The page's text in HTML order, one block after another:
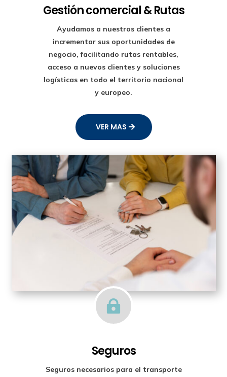
Gestión comercial & Rutas
Ayudamos a nuestros clientes a
incrementar sus oportunidades de
negocio, facilitando rutas rentables,
acceso a nuevos clientes y soluciones
logísticas en todo el territorio nacional
y europeo.
VER MAS

Seguros
Seguros necesarios para el transporte